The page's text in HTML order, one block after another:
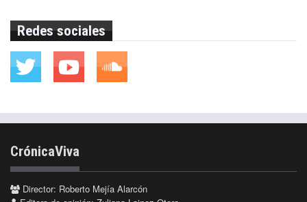
Redes sociales
CrónicaViva
Director: Roberto Mejía Alarcón